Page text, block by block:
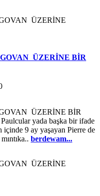
ÜZERİNE BİR
ÜZERİNE BİR
yada başka bir ifade
9 ay yaşayan Pierre de
berdewam...